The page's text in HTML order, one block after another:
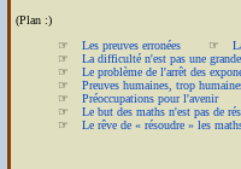
(Plan :)
Les preuves erronées
La difficulté n'est pas une
Le problème de l'arrêt des
Preuves humaines, trop
Préoccupations pour l'avenir
Le but des maths n'est pas de
Le rêve de « résoudre » les